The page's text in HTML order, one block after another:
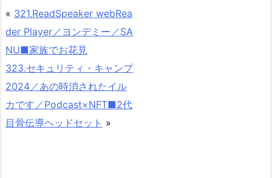
« 321.ReadSpeaker webRea
der Player／ヨンデミー／SA
NU■家族でお花見
323.セキュリティ・キャンプ
2024／あの時消されたイル
カです／Podcast×NFT■2代
目骨伝導ヘッドセット »